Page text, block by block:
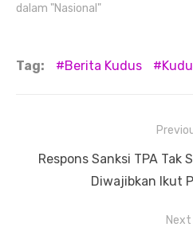
dalam "Nasional"
Tag: Berita Kudus
pos
Previous
Respons Sanksi TPA Tak
Diwajibkan Ikut
Next